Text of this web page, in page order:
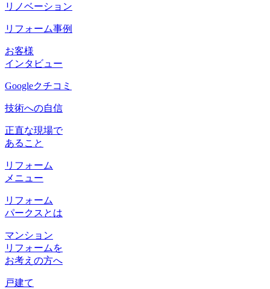
リノベーション
リフォーム事例
お客様
インタビュー
Googleクチコミ
技術への自信
正直な現場で
あること
リフォーム
メニュー
リフォーム
パークスとは
マンション
リフォームを
お考えの方へ
戸建て